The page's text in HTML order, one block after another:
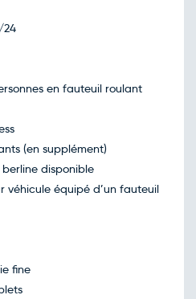
24
en fauteuil roulant
(en supplément)
disponible
véhicule équipé d’un fauteuil
fine